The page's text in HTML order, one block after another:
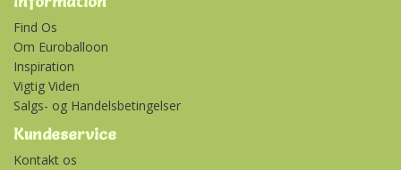
Find Os
Om Euroballoon
Inspiration
Vigtig Viden
Salgs- og Handelsbetingelser
Kundeservice
Kontakt os